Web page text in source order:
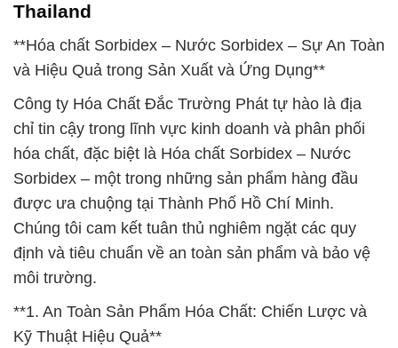
Thailand
**Hóa chất Sorbidex – Nước Sorbidex – Sự An Toàn
và Hiệu Quả trong Sản Xuất và Ứng Dụng**
Công ty Hóa Chất Đắc Trường Phát tự hào là địa
chỉ tin cậy trong lĩnh vực kinh doanh và phân phối
hóa chất, đặc biệt là Hóa chất Sorbidex – Nước
Sorbidex – một trong những sản phẩm hàng đầu
được ưa chuộng tại Thành Phố Hồ Chí Minh.
Chúng tôi cam kết tuân thủ nghiêm ngặt các quy
định và tiêu chuẩn về an toàn sản phẩm và bảo vệ
môi trường.
**1. An Toàn Sản Phẩm Hóa Chất: Chiến Lược và
Kỹ Thuật Hiệu Quả**